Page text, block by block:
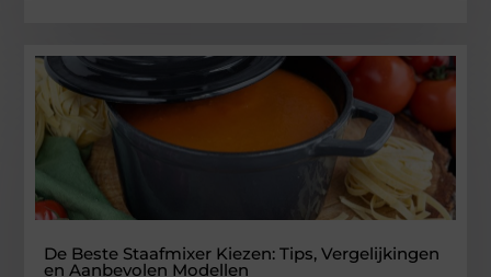
De Beste Staafmixer Kiezen: Tips, Vergelijkingen
en Aanbevolen Modellen